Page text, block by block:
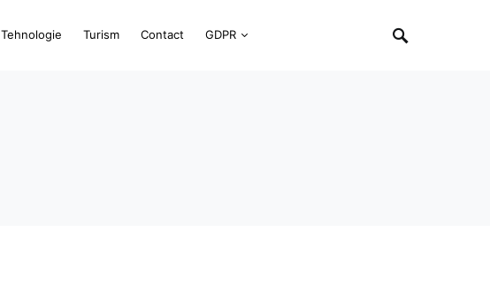
Tehnologie Turism Contact GDPR